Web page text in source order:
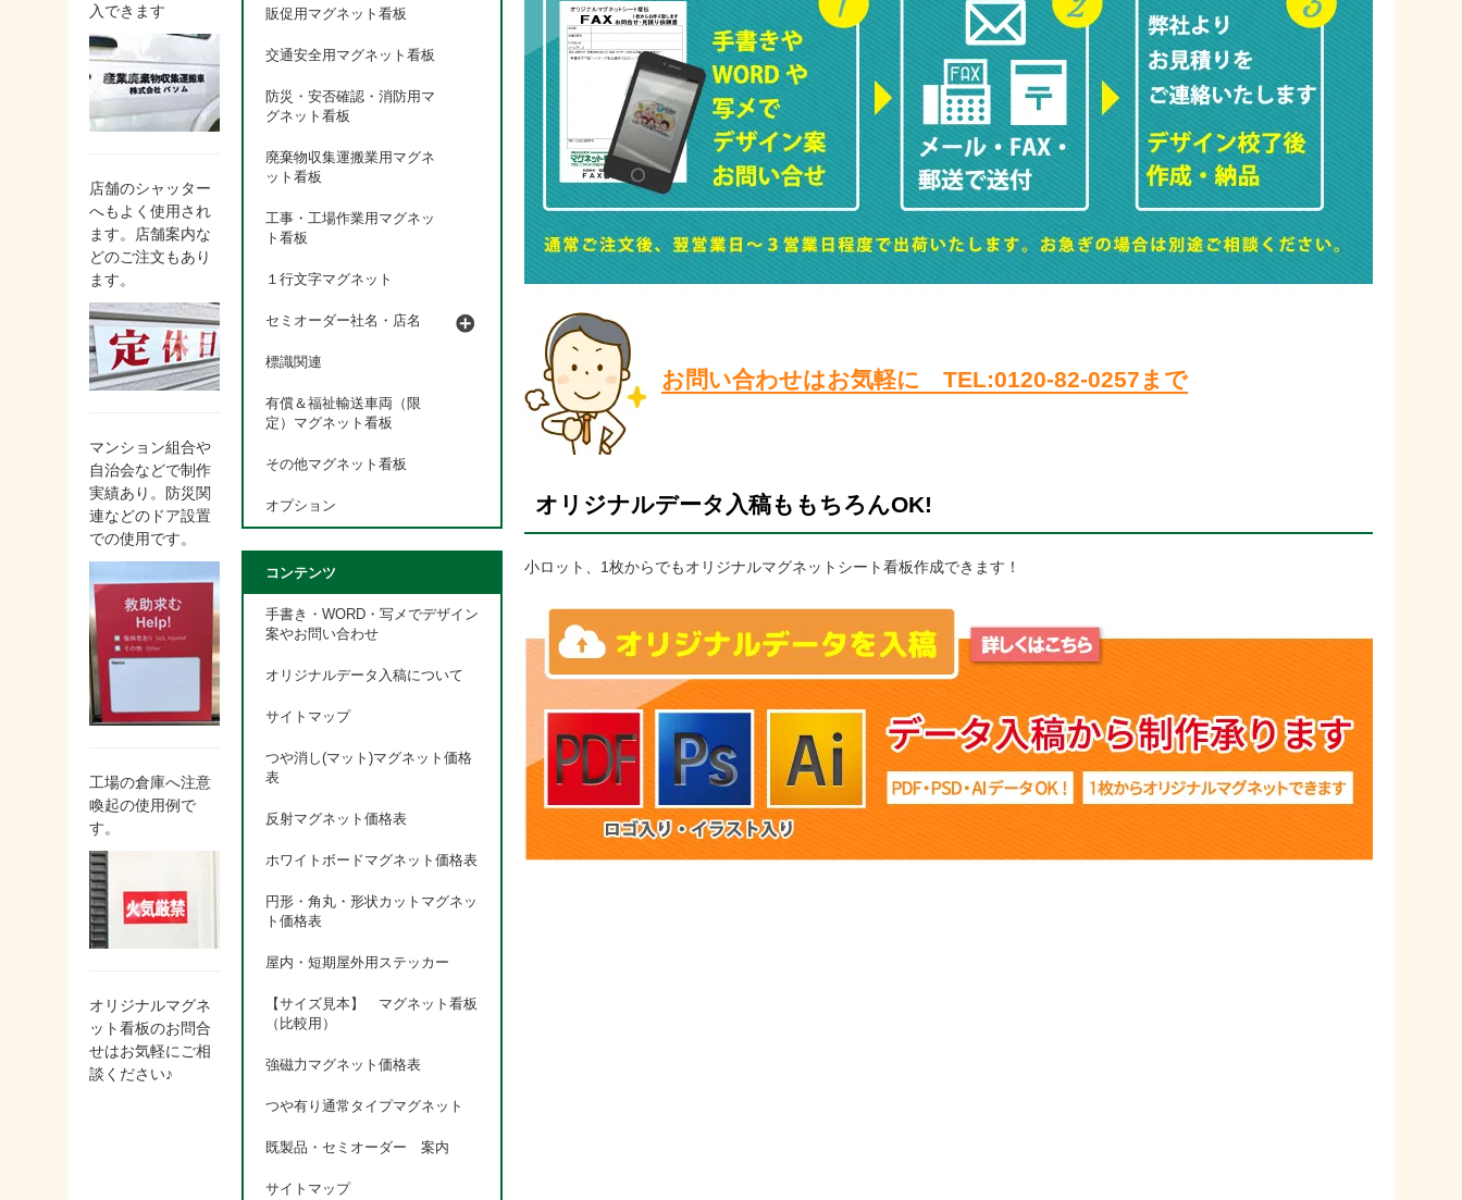
入できます
店舗のシャッター
へもよく使用され
ます。店舗案内な
どのご注文もあり
ます。
マンション組合や
自治会などで制作
実績あり。防災関
連などのドア設置
での使用です。
工場の倉庫へ注意
喚起の使用例で
す。
オリジナルマグネ
ット看板のお問合
せはお気軽にご相
談ください♪
お問い合わせはお気軽に TEL:0120-82-0257まで
オリジナルデータ入稿ももちろんOK!
小ロット、1枚からでもオリジナルマグネットシート看板作成できます！
販促用マグネット看板
交通安全用マグネット看板
防災・安否確認・消防用マ
グネット看板
廃棄物収集運搬業用マグネ
ット看板
工事・工場作業用マグネッ
ト看板
１行文字マグネット
セミオーダー社名・店名
標識関連
有償＆福祉輸送車両（限
定）マグネット看板
その他マグネット看板
オプション
コンテンツ
手書き・WORD・写メでデザイン
案やお問い合わせ
オリジナルデータ入稿について
サイトマップ
つや消し(マット)マグネット価格
表
反射マグネット価格表
ホワイトボードマグネット価格表
円形・角丸・形状カットマグネッ
ト価格表
屋内・短期屋外用ステッカー
【サイズ見本】 マグネット看板
（比較用）
強磁力マグネット価格表
つや有り通常タイプマグネット
既製品・セミオーダー 案内
サイトマップ